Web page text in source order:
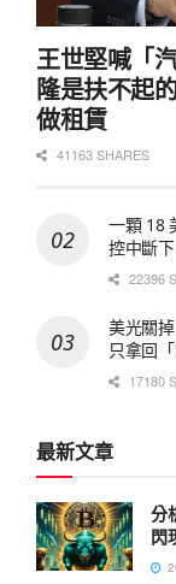
王世堅喊「
隆是扶不起
做租賃
41163 SHARES
一顆 18
控中斷
22396
美光關
只拿回
17180
最新文章
分
閃